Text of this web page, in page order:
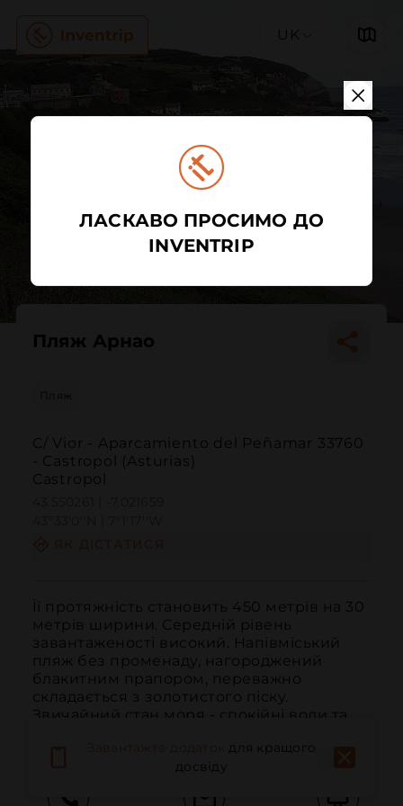
UK
Пляж Арнао
Пляж
C/ Vior - Aparcamiento del Peñamar 33760
- Castropol (Asturias)
Castropol
Її протяжність становить 450 метрів на 30
метрів ширини. Середній рівень
завантаженості високий. Напівміський
пляж без променаду, нагороджений
блакитним прапором, переважно
складається з золотистого піску.
Звичайний стан моря - спокійні води та
для кращого
досвіду
ЛАСКАВО ПРОСИМО ДО
INVENTRIP